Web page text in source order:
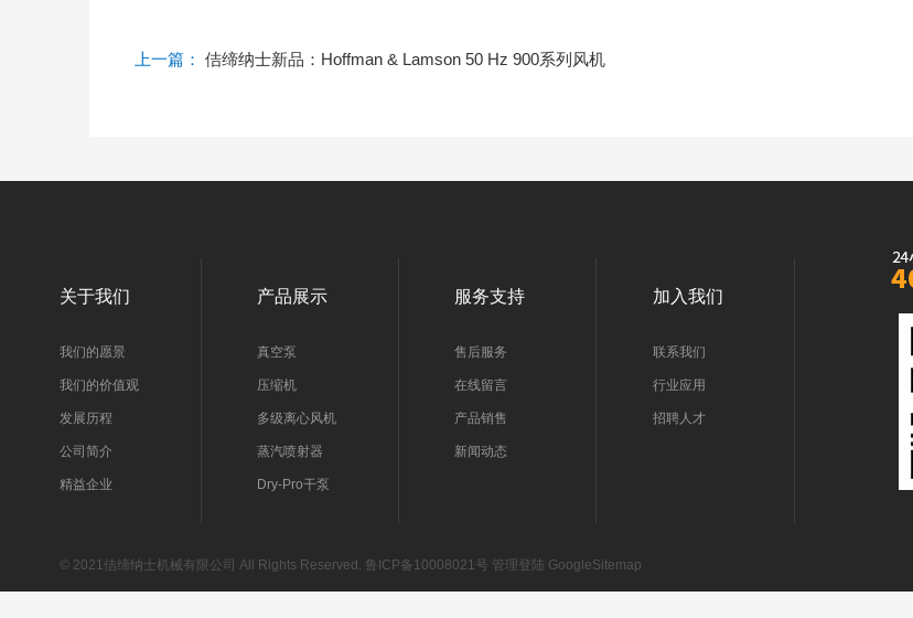
上一篇： 佶缔纳士新品：Hoffman & Lamson 50 Hz 900系列风机
关于我们
我们的愿景
我们的价值观
发展历程
公司简介
精益企业
产品展示
真空泵
压缩机
多级离心风机
蒸汽喷射器
Dry-Pro干泵
服务支持
售后服务
在线留言
产品销售
新闻动态
加入我们
联系我们
行业应用
招聘人才
© 2021佶缔纳士机械有限公司 All Rights Reserved. 鲁ICP备10008021号 管理登陆 GoogleSitemap